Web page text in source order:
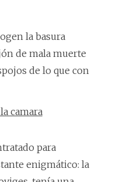
la basura
de mala muerte
de lo que con
camara
para
enigmático: la